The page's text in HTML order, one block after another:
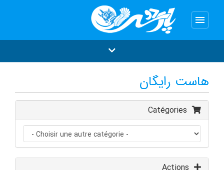
menu
هاست رایگان
Catégories